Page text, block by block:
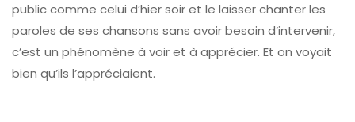
public comme celui d’hier soir et le laisser chanter les
paroles de ses chansons sans avoir besoin d’intervenir,
c’est un phénomène à voir et à apprécier. Et on voyait
bien qu’ils l’appréciaient.